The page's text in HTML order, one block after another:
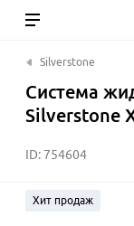
Silverstone
Система
Silverstone
ID: 754604
Хит продаж